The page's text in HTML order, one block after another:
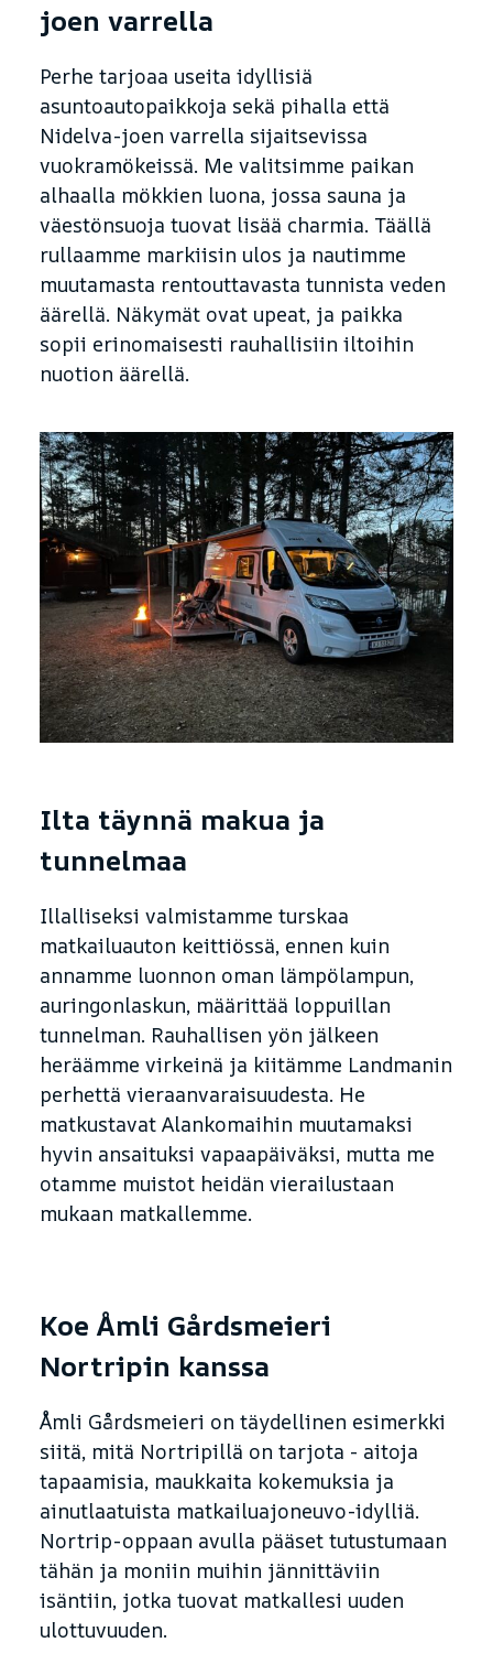
joen varrella
Perhe tarjoaa useita idyllisiä
asuntoautopaikkoja sekä pihalla että
Nidelva-joen varrella sijaitsevissa
vuokramökeissä. Me valitsimme paikan
alhaalla mökkien luona, jossa sauna ja
väestönsuoja tuovat lisää charmia. Täällä
rullaamme markiisin ulos ja nautimme
muutamasta rentouttavasta tunnista veden
äärellä. Näkymät ovat upeat, ja paikka
sopii erinomaisesti rauhallisiin iltoihin
nuotion äärellä.
Ilta täynnä makua ja
tunnelmaa
Illalliseksi valmistamme turskaa
matkailuauton keittiössä, ennen kuin
annamme luonnon oman lämpölampun,
auringonlaskun, määrittää loppuillan
tunnelman. Rauhallisen yön jälkeen
heräämme virkeinä ja kiitämme Landmanin
perhettä vieraanvaraisuudesta. He
matkustavat Alankomaihin muutamaksi
hyvin ansaituksi vapaapäiväksi, mutta me
otamme muistot heidän vierailustaan
mukaan matkallemme.
Koe Åmli Gårdsmeieri
Nortripin kanssa
Åmli Gårdsmeieri on täydellinen esimerkki
siitä, mitä Nortripillä on tarjota - aitoja
tapaamisia, maukkaita kokemuksia ja
ainutlaatuista matkailuajoneuvo-idylliä.
Nortrip-oppaan avulla pääset tutustumaan
tähän ja moniin muihin jännittäviin
isäntiin, jotka tuovat matkallesi uuden
ulottuvuuden.